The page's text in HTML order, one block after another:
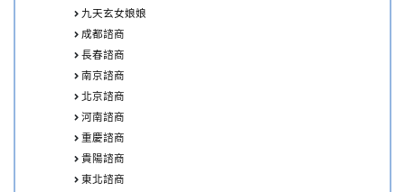
九天玄女娘娘
成都諮商
長春諮商
南京諮商
北京諮商
河南諮商
重慶諮商
貴陽諮商
東北諮商